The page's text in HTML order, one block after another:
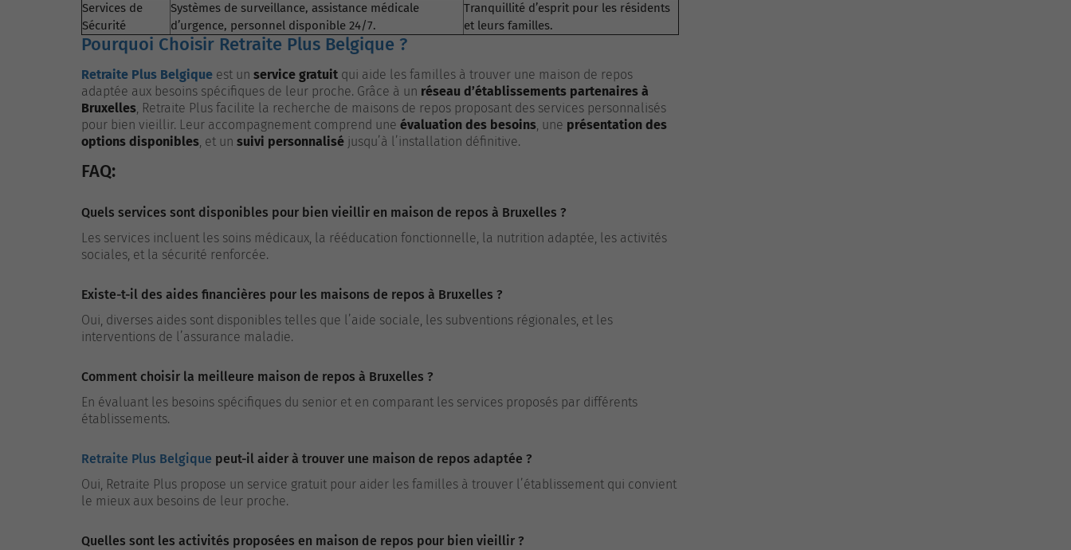
Services de
Sécurité
Systèmes de surveillance, assistance médicale
d’urgence, personnel disponible 24/7.
Tranquillité d’esprit pour les résidents
et leurs familles.
Pourquoi Choisir Retraite Plus Belgique ?
Retraite Plus Belgique est un service gratuit qui aide les familles à trouver une maison de repos
adaptée aux besoins spécifiques de leur proche. Grâce à un réseau d’établissements partenaires à
Bruxelles, Retraite Plus facilite la recherche de maisons de repos proposant des services personnalisés
pour bien vieillir. Leur accompagnement comprend une évaluation des besoins, une présentation des
options disponibles, et un suivi personnalisé jusqu’à l’installation définitive.
FAQ:
Quels services sont disponibles pour bien vieillir en maison de repos à Bruxelles ?
Les services incluent les soins médicaux, la rééducation fonctionnelle, la nutrition adaptée, les activités
sociales, et la sécurité renforcée.
Existe-t-il des aides financières pour les maisons de repos à Bruxelles ?
Oui, diverses aides sont disponibles telles que l’aide sociale, les subventions régionales, et les
interventions de l’assurance maladie.
Comment choisir la meilleure maison de repos à Bruxelles ?
En évaluant les besoins spécifiques du senior et en comparant les services proposés par différents
établissements.
Retraite Plus Belgique peut-il aider à trouver une maison de repos adaptée ?
Oui, Retraite Plus propose un service gratuit pour aider les familles à trouver l’établissement qui convient
le mieux aux besoins de leur proche.
Quelles sont les activités proposées en maison de repos pour bien vieillir ?